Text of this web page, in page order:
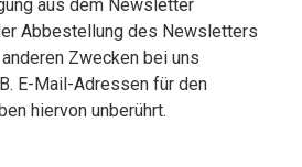
aus dem Newsletter
Abbestellung des Newsletters
Zwecken bei uns
E-Mail-Adressen für den
hiervon unberührt.